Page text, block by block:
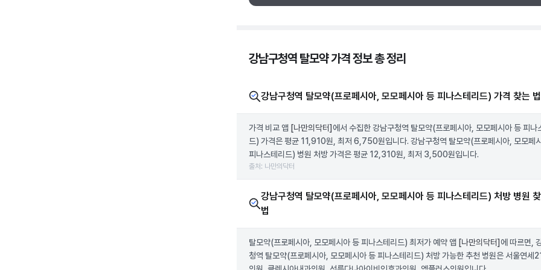
강남구청역 탈모약 가격 정보 총 정리
강남구청역 탈모약(프로페시아, 모모페시아 등 피나스테리드) 가격 찾는 법
가격 비교 앱 [나만의닥터] 에서 수집한 강남구청역 탈모약(프로페시아, 모모페시아 등 피나
드) 가격은 평균 11,910원, 최저 6,750원입니다. 강남구청역 탈모약(프로페시아, 모모페
피나스테리드) 병원 처방 가격은 평균 12,310원, 최저 3,500원입니다.
출처: 나만의닥터
강남구청역 탈모약(프로페시아, 모모페시아 등 피나스테리드) 처방 병원
법
탈모약(프로페시아, 모모페시아 등 피나스테리드) 최저가 예약 앱 [나만의닥터] 에 따르면,
청역 탈모약(프로페시아, 모모페시아 등 피나스테리드) 처방 가능한 추천 병원은 서울연세